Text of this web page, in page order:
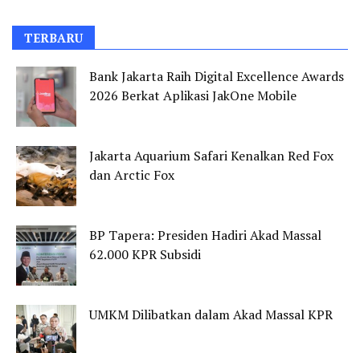
TERBARU
Bank Jakarta Raih Digital Excellence Awards
2026 Berkat Aplikasi JakOne Mobile
Jakarta Aquarium Safari Kenalkan Red Fox
dan Arctic Fox
BP Tapera: Presiden Hadiri Akad Massal
62.000 KPR Subsidi
UMKM Dilibatkan dalam Akad Massal KPR